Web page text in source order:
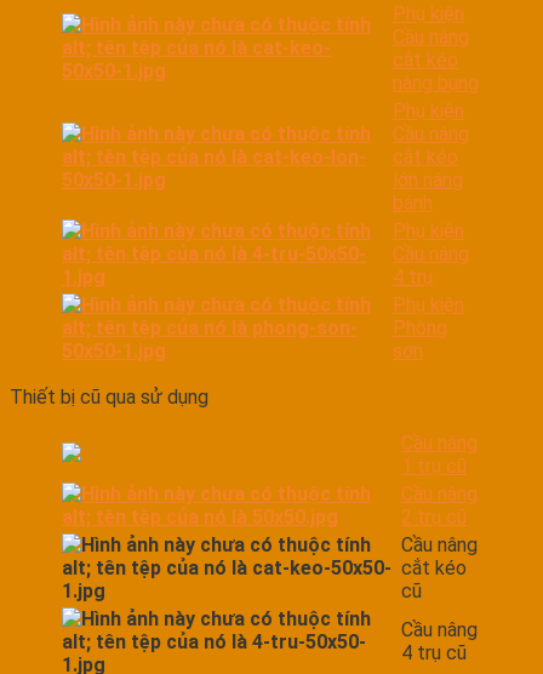
Phụ kiện
Cầu nâng
cắt kéo
nâng bụng
Phụ kiện
Cầu nâng
cắt kéo
lớn nâng
bánh
Phụ kiện
Cầu nâng
4 trụ
Phụ kiện
Phòng
sơn
Thiết bị cũ qua sử dụng
Cầu nâng
1 trụ cũ
Cầu nâng
2 trụ cũ
Cầu nâng
cắt kéo
cũ
Cầu nâng
4 trụ cũ